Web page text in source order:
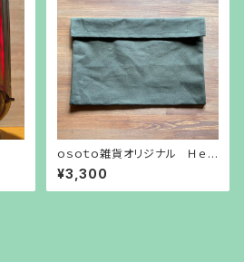
ｏｓｏｔｏ雑貨オリジナル Ｈｅｘ
ａ専用バッグ
¥3,300